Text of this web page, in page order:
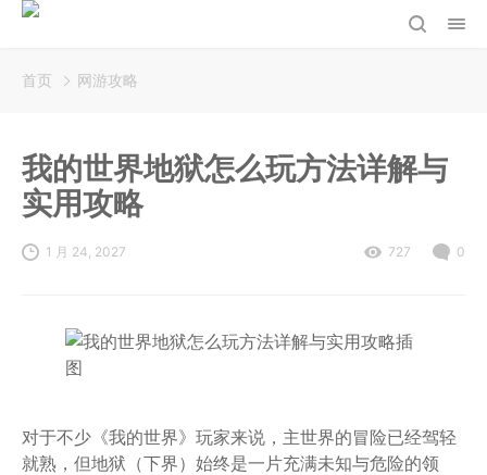
首页 网游攻略
我的世界地狱怎么玩方法详解与
实用攻略
1 月 24, 2027 727 0
对于不少《我的世界》玩家来说，主世界的冒险已经驾轻
就熟，但地狱（下界）始终是一片充满未知与危险的领